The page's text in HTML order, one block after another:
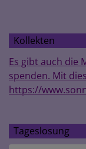
Kollekten
Es gibt auch die
spenden. Mit
https://
Tageslosung